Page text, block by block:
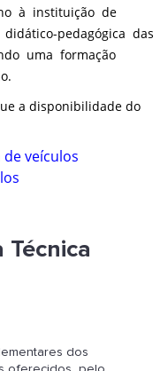
à instituição de
pedagógica das
uma formação
a disponibilidade do
veículos